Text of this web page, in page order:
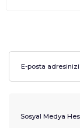
Sosyal Medya